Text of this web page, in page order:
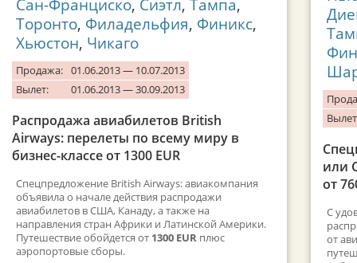
Сан-Франциско, Сиэтл, Тампа,
Торонто, Филадельфия, Финикс,
Хьюстон, Чикаго
Продажа: 01.06.2013 — 10.07.2013
Вылет:
01.06.2013 — 30.09.2013
Распродажа авиабилетов British
Airways: перелеты по всему миру в
бизнес-классе от 1300 EUR
Спецпредложение British Airways: авиакомпания
объявила о начале действия распродажи
авиабилетов в США, Канаду, а также на
направления стран Африки и Латинской Америки.
Путешествие обойдется от 1300 EUR плюс
аэропортовые сборы.
или
от
С
от